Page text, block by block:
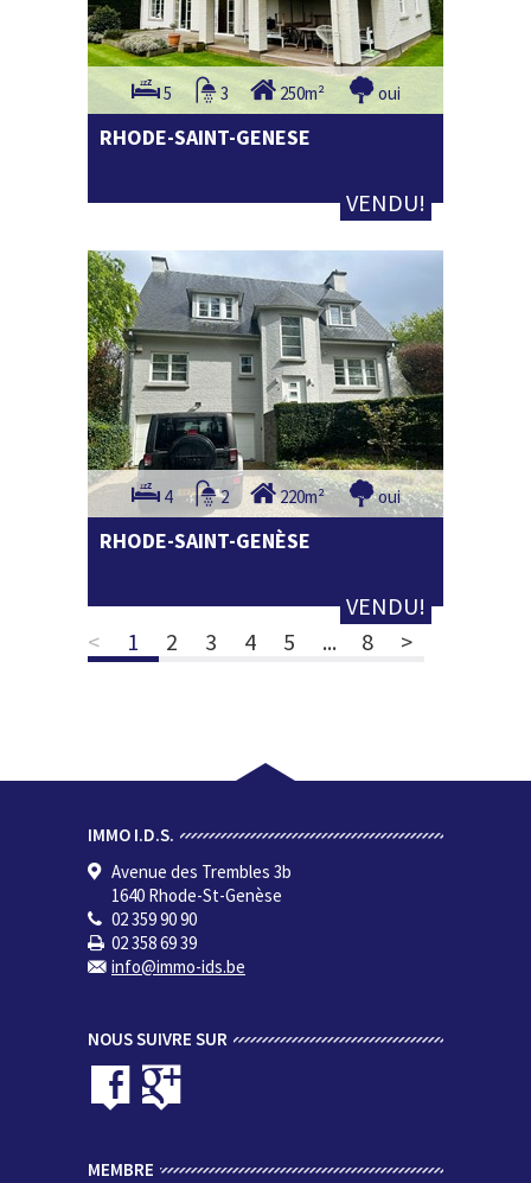
5 3 250m² oui
RHODE-SAINT-GENESE
VENDU!
4 2 220m² oui
RHODE-SAINT-GENÈSE
VENDU!
<
1 2 3 4 5 ... 8 >
IMMO I.D.S.
Avenue des Trembles 3b
1640 Rhode-St-Genèse
02 359 90 90
02 358 69 39
info@immo-ids.be
NOUS SUIVRE SUR
MEMBRE